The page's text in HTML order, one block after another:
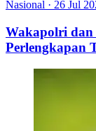
Nasional · 26 Jul
Wakapolri
Perlengkapan